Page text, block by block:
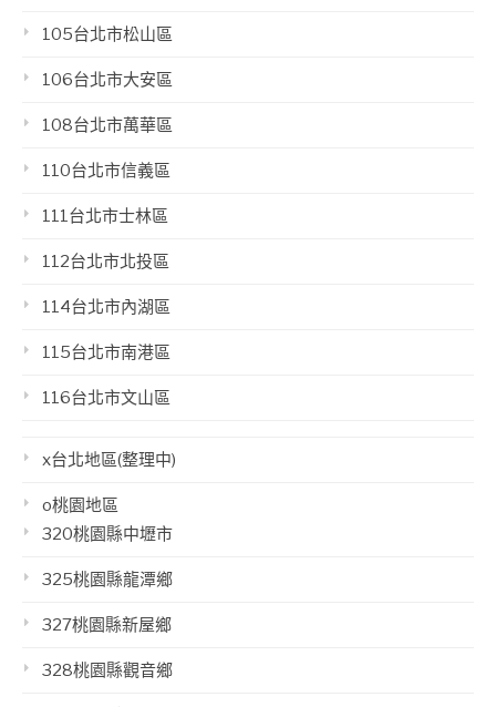
105台北市松山區
106台北市大安區
108台北市萬華區
110台北市信義區
111台北市士林區
112台北市北投區
114台北市內湖區
115台北市南港區
116台北市文山區
x台北地區(整理中)
o桃園地區
320桃園縣中壢市
325桃園縣龍潭鄉
327桃園縣新屋鄉
328桃園縣觀音鄉